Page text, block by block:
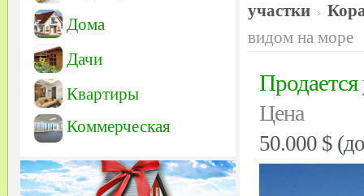
Дома
Дачи
Квартиры
Коммерческая
участки
видом на море
Цена
50.000 $